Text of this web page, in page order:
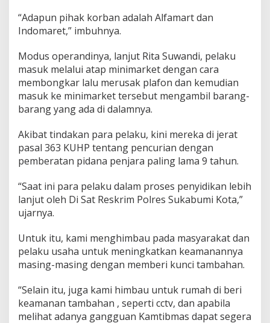
“Adapun pihak korban adalah Alfamart dan
Indomaret,” imbuhnya.
Modus operandinya, lanjut Rita Suwandi, pelaku
masuk melalui atap minimarket dengan cara
membongkar lalu merusak plafon dan kemudian
masuk ke minimarket tersebut mengambil barang-
barang yang ada di dalamnya.
Akibat tindakan para pelaku, kini mereka di jerat
pasal 363 KUHP tentang pencurian dengan
pemberatan pidana penjara paling lama 9 tahun.
“Saat ini para pelaku dalam proses penyidikan lebih
lanjut oleh Di Sat Reskrim Polres Sukabumi Kota,”
ujarnya.
Untuk itu, kami menghimbau pada masyarakat dan
pelaku usaha untuk meningkatkan keamanannya
masing-masing dengan memberi kunci tambahan.
“Selain itu, juga kami himbau untuk rumah di beri
keamanan tambahan , seperti cctv, dan apabila
melihat adanya gangguan Kamtibmas dapat segera